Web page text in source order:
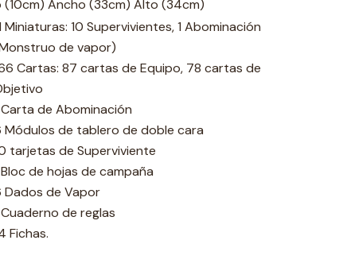
(10cm) Ancho (33cm) Alto (34cm)
Miniaturas: 10 Supervivientes, 1 Abominación
de vapor)
Cartas: 87 cartas de Equipo, 78 cartas de
Carta de Abominación
Módulos de tablero de doble cara
tarjetas de Superviviente
Bloc de hojas de campaña
Dados de Vapor
Cuaderno de reglas
Fichas.